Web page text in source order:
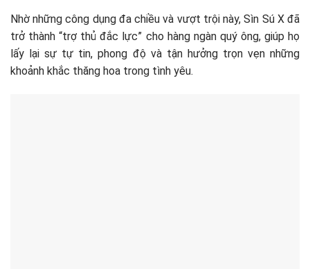
Nhờ những công dụng đa chiều và vượt trội này, Sìn Sú X đã
trở thành “trợ thủ đắc lực” cho hàng ngàn quý ông, giúp họ
lấy lại sự tự tin, phong độ và tận hưởng trọn vẹn những
khoảnh khắc thăng hoa trong tình yêu.